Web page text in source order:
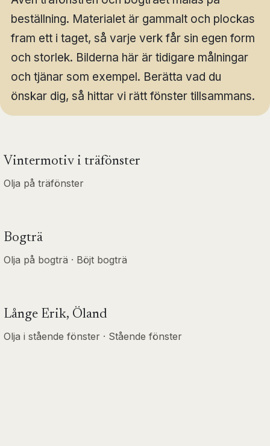
beställning. Materialet är gammalt och plockas
fram ett i taget, så varje verk får sin egen form
och storlek. Bilderna här är tidigare målningar
och tjänar som exempel. Berätta vad du
önskar dig, så hittar vi rätt fönster tillsammans.
Vintermotiv i träfönster
Olja på träfönster
Bogträ
Olja på bogträ · Böjt bogträ
Långe Erik, Öland
Olja i stående fönster · Stående fönster